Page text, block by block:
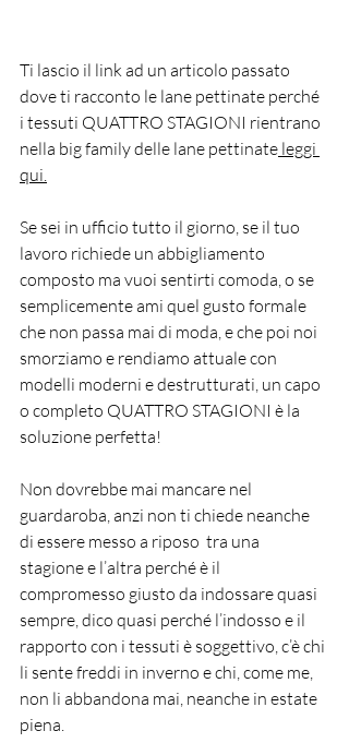
Ti lascio il link ad un articolo passato
dove ti racconto le lane pettinate perché
i tessuti QUATTRO STAGIONI rientrano
nella big family delle lane pettinate leggi
qui.
Se sei in ufficio tutto il giorno, se il tuo
lavoro richiede un abbigliamento
composto ma vuoi sentirti comoda, o se
semplicemente ami quel gusto formale
che non passa mai di moda, e che poi noi
smorziamo e rendiamo attuale con
modelli moderni e destrutturati, un capo
o completo QUATTRO STAGIONI è la
soluzione perfetta!
Non dovrebbe mai mancare nel
guardaroba, anzi non ti chiede neanche
di essere messo a riposo  tra una
stagione e l’altra perché è il
compromesso giusto da indossare quasi
sempre, dico quasi perché l’indosso e il
rapporto con i tessuti è soggettivo, c’è chi
li sente freddi in inverno e chi, come me,
non li abbandona mai, neanche in estate
piena.